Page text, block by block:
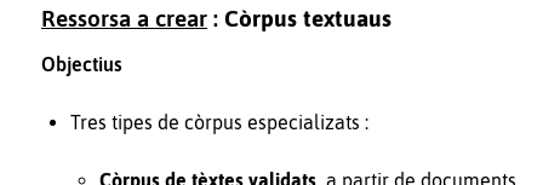
Ressorsa a crear : Còrpus textuaus
Objectius
Tres tipes de còrpus especializats :
Còrpus de tèxtes validats, a partir de documents